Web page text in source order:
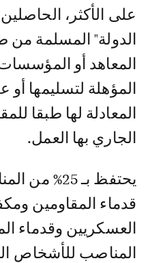
على الأكثر،
الدولة" المسلمة
المعاهد أو
المؤهلة لتسليمها
المعادلة لها طبقا
الجاري بها العمل.
يحتفظ بـ
قدماء المقاومين
المناصب للأشخاص